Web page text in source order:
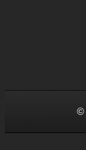
©